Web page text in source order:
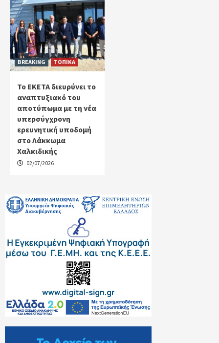
BREAKING ΤΟΠΙΚΑ
Το ΕΚΕΤΑ διευρύνει το
αναπτυξιακό του
αποτύπωμα με τη νέα
υπερσύγχρονη
ερευνητική υποδομή
στο Λάκκωμα
Χαλκιδικής
02/07/2026